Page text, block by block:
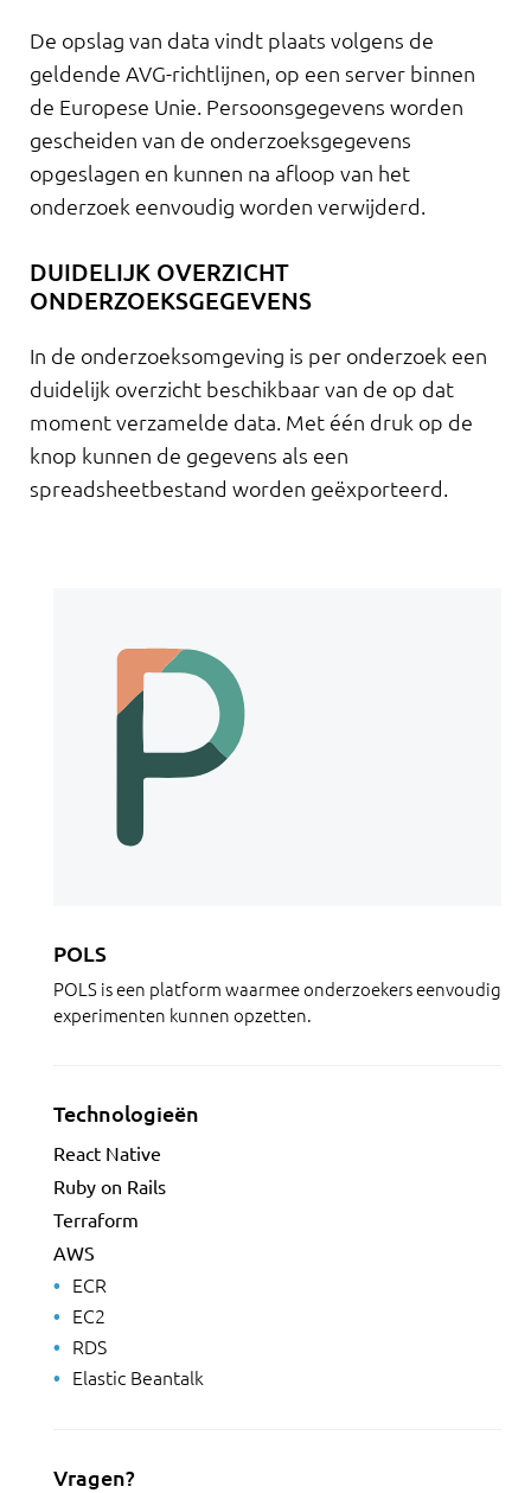
De opslag van data vindt plaats volgens de
geldende AVG-richtlijnen, op een server binnen
de Europese Unie. Persoonsgegevens worden
gescheiden van de onderzoeksgegevens
opgeslagen en kunnen na afloop van het
onderzoek eenvoudig worden verwijderd.
DUIDELIJK OVERZICHT
ONDERZOEKSGEGEVENS
In de onderzoeksomgeving is per onderzoek een
duidelijk overzicht beschikbaar van de op dat
moment verzamelde data. Met één druk op de
knop kunnen de gegevens als een
spreadsheetbestand worden geëxporteerd.
POLS
POLS is een platform waarmee onderzoekers eenvoudig
experimenten kunnen opzetten.
Technologieën
React Native
Ruby on Rails
Terraform
AWS
ECR
EC2
RDS
Elastic Beantalk
Vragen?